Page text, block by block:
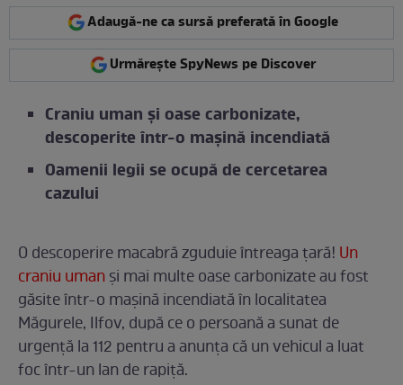
Adaugă-ne ca sursă preferată în Google
Urmărește SpyNews pe Discover
Craniu uman și oase carbonizate,
descoperite într-o mașină incendiată
Oamenii legii se ocupă de cercetarea
cazului
O descoperire macabră zguduie întreaga țară! Un
craniu umanși mai multe oase carbonizate au fost
găsite într-o mașină incendiată în localitatea
Măgurele, Ilfov, după ce o persoană a sunat de
urgență la 112 pentru a anunța că un vehicul a luat
foc într-un lan de rapiță.